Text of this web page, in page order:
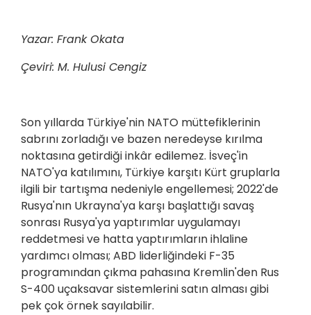
Yazar: Frank Okata
Çeviri: M. Hulusi Cengiz
Son yıllarda Türkiye'nin NATO müttefiklerinin
sabrını zorladığı ve bazen neredeyse kırılma
noktasına getirdiği inkâr edilemez. İsveç'in
NATO'ya katılımını, Türkiye karşıtı Kürt gruplarla
ilgili bir tartışma nedeniyle engellemesi; 2022'de
Rusya'nın Ukrayna'ya karşı başlattığı savaş
sonrası Rusya'ya yaptırımlar uygulamayı
reddetmesi ve hatta yaptırımların ihlaline
yardımcı olması; ABD liderliğindeki F-35
programından çıkma pahasına Kremlin'den Rus
S-400 uçaksavar sistemlerini satın alması gibi
pek çok örnek sayılabilir.